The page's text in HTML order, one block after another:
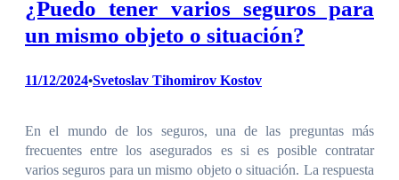
¿Puedo tener varios seguros para
un mismo objeto o situación?
11/12/2024•Svetoslav Tihomirov Kostov
En el mundo de los seguros, una de las preguntas más
frecuentes entre los asegurados es si es posible contratar
varios seguros para un mismo objeto o situación. La respuesta